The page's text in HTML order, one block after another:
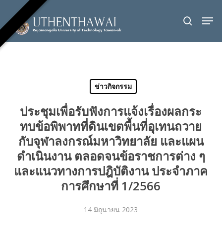
main
content
search
ข่าวกิจกรรม
ประชุมเพื่อรับฟังการแจ้งเรื่องผลกระ
ทบข้อพิพาทที่ดินเขตพื้นที่อุเทนถวาย
กับจุฬาลงกรณ์มหาวิทยาลัย และแผน
ดำเนินงาน ตลอดจนข้อราชการต่าง ๆ
และแนวทางการปฎิบัติงาน ประจำภาค
การศึกษาที่ 1/2566
14 มิถุนายน 2023
Menu